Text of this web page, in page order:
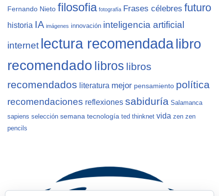
Fernando Nieto filosofia fotografía Frases célebres futuro
historia IA imágenes innovación inteligencia artificial
internet lectura recomendadalibro
recomendado libros libros
recomendados literatura mejor pensamiento política
recomendaciones reflexiones sabiduría Salamanca
sapiens selección semana tecnología ted thinknet vida zen zen
pencils